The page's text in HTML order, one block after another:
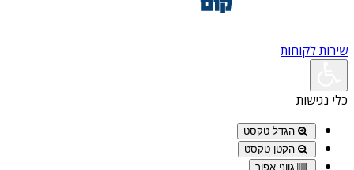
שירות לקוחות
כלי נגישות
הגדל טקסט
הקטן טקסט
גווני אפור